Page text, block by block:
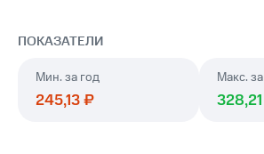
ПОКАЗАТЕЛИ
год
245,13 ₽